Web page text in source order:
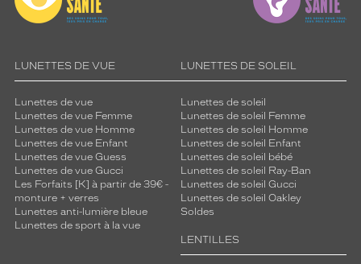
LUNETTES DE VUE
Lunettes de vue
Lunettes de vue Femme
Lunettes de vue Homme
Lunettes de vue Enfant
Lunettes de vue Guess
Lunettes de vue Gucci
Les Forfaits [K] à partir de 39€ -
monture + verres
Lunettes anti-lumière bleue
Lunettes de sport à la vue
LUNETTES DE SOLEIL
Lunettes de soleil
Lunettes de soleil Femme
Lunettes de soleil Homme
Lunettes de soleil Enfant
Lunettes de soleil bébé
Lunettes de soleil Ray-Ban
Lunettes de soleil Gucci
Lunettes de soleil Oakley
Soldes
LENTILLES